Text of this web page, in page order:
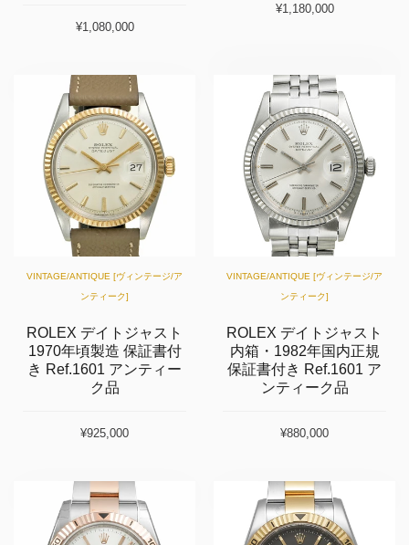
¥1,080,000
¥1,180,000
VINTAGE/ANTIQUE [ヴィンテージ/ア
ンティーク]
ROLEX デイトジャスト
1970年頃製造 保証書付
き Ref.1601 アンティー
ク品
¥925,000
VINTAGE/ANTIQUE [ヴィンテージ/ア
ンティーク]
ROLEX デイトジャスト
内箱・1982年国内正規
保証書付き Ref.1601 ア
ンティーク品
¥880,000